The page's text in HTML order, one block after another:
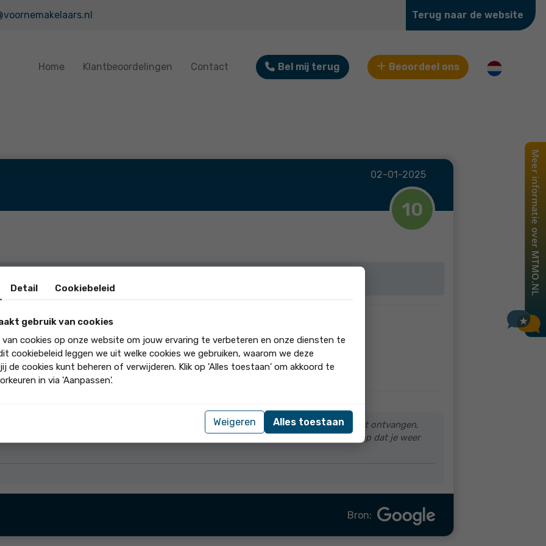
Terug naar de website
Home Klantbeoordelingen Contact Bel mij terug Beoordeel ons
02-01-2025
10
is teveel.
maar hij regelt alles op een prettige manier.
Rita! We zijn blij te horen dat je tevreden bent met de ondersteuning die je hebt ontvangen,
worden zeer gewaardeerd en we staan altijd klaar om te helpen! Ik hoop dat je weer
Bron:
Detail Cookiebeleid
gebruik van cookies
van cookies op onze website om jouw ervaring te verbeteren en onze diensten te
cookiebeleid leggen we uit welke cookies we gebruiken, waarom we deze
de cookies kunt beheren of verwijderen. Klik op 'Alles toestaan' om akkoord te
in via 'Aanpassen'.
Weigeren Alles toestaan